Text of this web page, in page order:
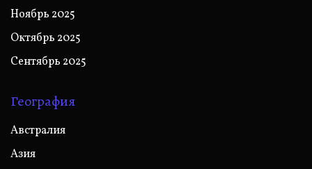
Ноябрь 2025
Октябрь 2025
Сентябрь 2025
География
Австралия
Азия